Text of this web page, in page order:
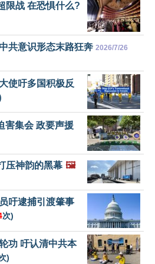
限战 在恐惧什么?
共意识形态末路狂奔 2026/7/26
使吁多国积极反
害集会 政要声援
压神韵的黑幕 🖼️
吁逮捕引渡肇事
次)
功 吁认清中共本
)